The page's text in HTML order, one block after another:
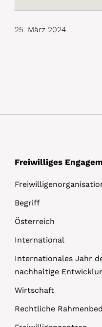
25. März 2024
Freiwilliges
Begriff
Österreich
International
Internationales Jahr
nachhaltige
Wirtschaft
Rechtliche